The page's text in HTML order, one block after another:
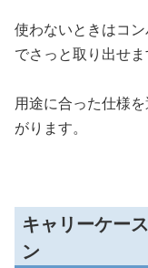
使わないときはコ
でさっと取り出せま
用途に合った仕様
がります。
キャリーケー
ン